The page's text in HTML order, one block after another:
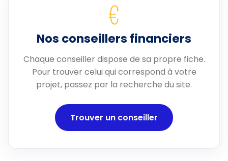
€
Nos conseillers financiers
Chaque conseiller dispose de sa propre fiche.
Pour trouver celui qui correspond à votre
projet, passez par la recherche du site.
Trouver un conseiller